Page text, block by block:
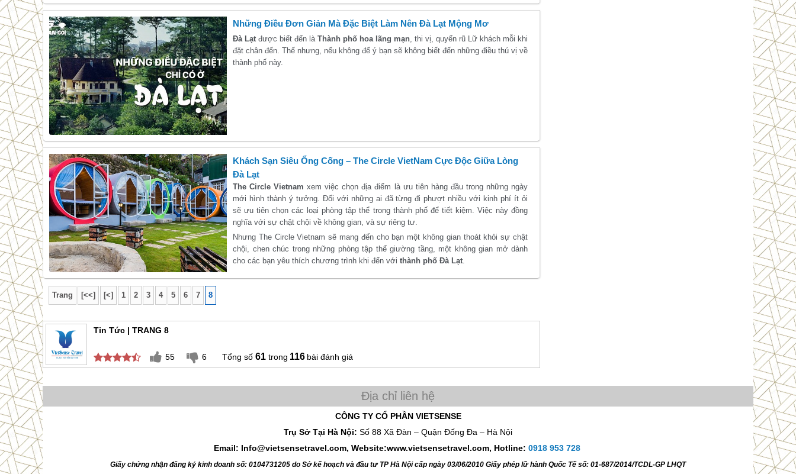
Những Điều Đơn Giản Mà Đặc Biệt Làm Nên Đà Lạt Mộng Mơ
Đà Lạt được biết đến là Thành phố hoa lãng mạn, thi vị, quyến rũ Lữ khách mỗi khi
đặt chân đến. Thế nhưng, nếu không để ý bạn sẽ không biết đến những điều thú vị về
thành phố này.
Khách Sạn Siêu Ống Cống – The Circle VietNam Cực Độc Giữa Lòng
Đà Lạt
The Circle Vietnam xem việc chọn địa điểm là ưu tiên hàng đầu trong những ngày
mới hình thành ý tưởng. Đối với những ai đã từng đi phượt nhiều với kinh phí ít ỏi
sẽ ưu tiên chọn các loại phòng tập thể trong thành phố để tiết kiệm. Việc này đồng
nghĩa với sự chật chội về không gian, và sự riêng tư.
Nhưng The Circle Vietnam sẽ mang đến cho bạn một không gian thoát khỏi sự chật
chội, chen chúc trong những phòng tập thể giường tầng, một không gian mở dành
cho các bạn yêu thích chương trình khi đến với thành phố Đà Lạt.
Trang [<<] [<] 1 2 3 4 5 6 7 8
Tin Tức | TRANG 8
55 6 61 116 bài đánh giá
CÔNG TY CỔ PHẦN VIETSENSE
Trụ Sở Tại Hà Nội: Số 88 Xã Đàn – Quận Đống Đa – Hà Nội
Email: Info@vietsensetravel.com, Website:www.vietsensetravel.com, Hotline: 0918 953 728
Giấy chứng nhận đăng ký kinh doanh số: 0104731205 do Sở kế hoạch và đầu tư TP Hà Nội cấp ngày 03/06/2010 Giấy phép lữ hành Quốc Tế số: 01-687/2014/TCDL-GP LHQT